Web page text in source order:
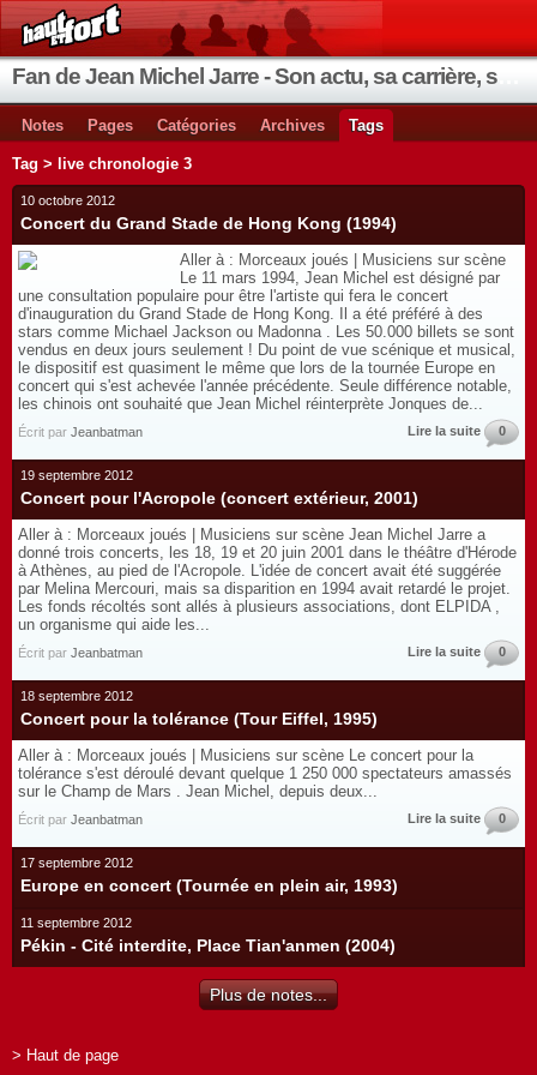
Notes Pages Catégories Archives Tags
Tag > live chronologie 3
10 octobre 2012
Concert du Grand Stade de Hong Kong (1994)
Aller à : Morceaux joués | Musiciens sur scène
Le 11 mars 1994, Jean Michel est désigné par
une consultation populaire pour être l'artiste qui fera le concert
d'inauguration du Grand Stade de Hong Kong. Il a été préféré à des
stars comme Michael Jackson ou Madonna . Les 50.000 billets se sont
vendus en deux jours seulement ! Du point de vue scénique et musical,
le dispositif est quasiment le même que lors de la tournée Europe en
concert qui s'est achevée l'année précédente. Seule différence notable,
les chinois ont souhaité que Jean Michel réinterprète Jonques de...
Écrit par Jeanbatman Lire la suite 0
19 septembre 2012
Concert pour l'Acropole (concert extérieur, 2001)
Aller à : Morceaux joués | Musiciens sur scène Jean Michel Jarre a
donné trois concerts, les 18, 19 et 20 juin 2001 dans le théâtre d'Hérode
à Athènes, au pied de l'Acropole. L'idée de concert avait été suggérée
par Melina Mercouri, mais sa disparition en 1994 avait retardé le projet.
Les fonds récoltés sont allés à plusieurs associations, dont ELPIDA ,
un organisme qui aide les...
Écrit par Jeanbatman Lire la suite 0
18 septembre 2012
Concert pour la tolérance (Tour Eiffel, 1995)
Aller à : Morceaux joués | Musiciens sur scène Le concert pour la
tolérance s'est déroulé devant quelque 1 250 000 spectateurs amassés
sur le Champ de Mars . Jean Michel, depuis deux...
Écrit par Jeanbatman Lire la suite 0
17 septembre 2012
Europe en concert (Tournée en plein air, 1993)
11 septembre 2012
Pékin - Cité interdite, Place Tian'anmen (2004)
Plus de notes...
> Haut de page